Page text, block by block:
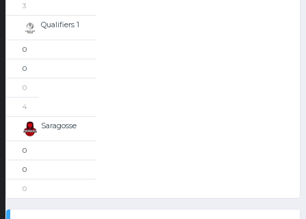
3
Qualifiers 1
0
0
0
4
Saragosse
0
0
0